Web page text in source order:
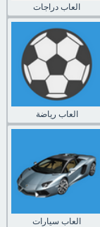
العاب دراجات
العاب رياضة
العاب سيارات